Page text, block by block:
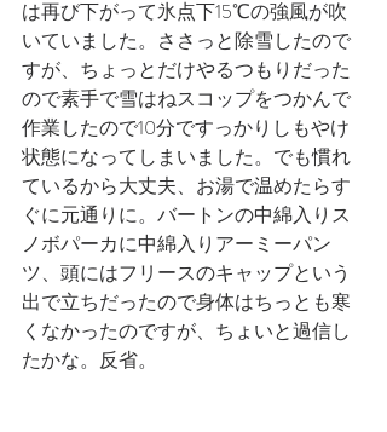
は再び下がって氷点下15℃の強風が吹
いていました。ささっと除雪したので
すが、ちょっとだけやるつもりだった
ので素手で雪はねスコップをつかんで
作業したので10分ですっかりしもやけ
状態になってしまいました。でも慣れ
ているから大丈夫、お湯で温めたらす
ぐに元通りに。バートンの中綿入りス
ノボパーカに中綿入りアーミーパン
ツ、頭にはフリースのキャップという
出で立ちだったので身体はちっとも寒
くなかったのですが、ちょいと過信し
たかな。反省。